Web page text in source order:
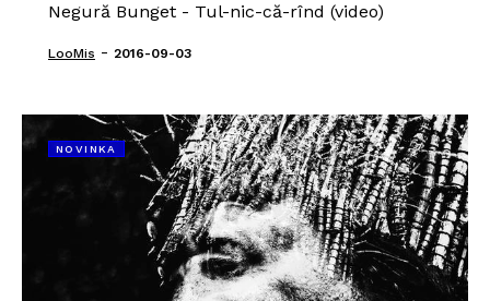
Negură Bunget - Tul-nic-că-rînd (video)
LooMis - 2016-09-03
NOVINKA